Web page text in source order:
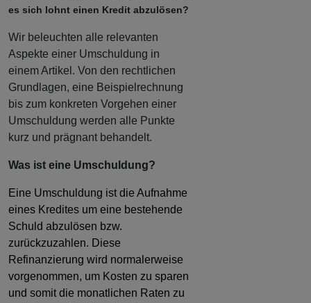
es sich lohnt einen Kredit abzulösen?
Wir beleuchten alle relevanten
Aspekte einer Umschuldung in
einem Artikel. Von den rechtlichen
Grundlagen, eine Beispielrechnung
bis zum konkreten Vorgehen einer
Umschuldung werden alle Punkte
kurz und prägnant behandelt.
Was ist eine Umschuldung?
Eine Umschuldung ist die Aufnahme
eines Kredites um eine bestehende
Schuld abzulösen bzw.
zurückzuzahlen. Diese
Refinanzierung wird normalerweise
vorgenommen, um Kosten zu sparen
und somit die monatlichen Raten zu